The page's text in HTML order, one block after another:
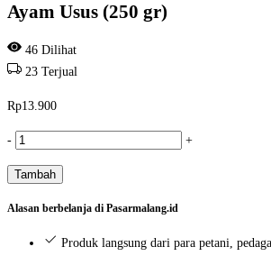
Ayam Usus (250 gr)
46 Dilihat
23 Terjual
Rp13.900
- Kuantitas
Usus
(250
+
Tambah
Alasan berbelanja di Pasarmalang.id
Produk langsung dari para petani,